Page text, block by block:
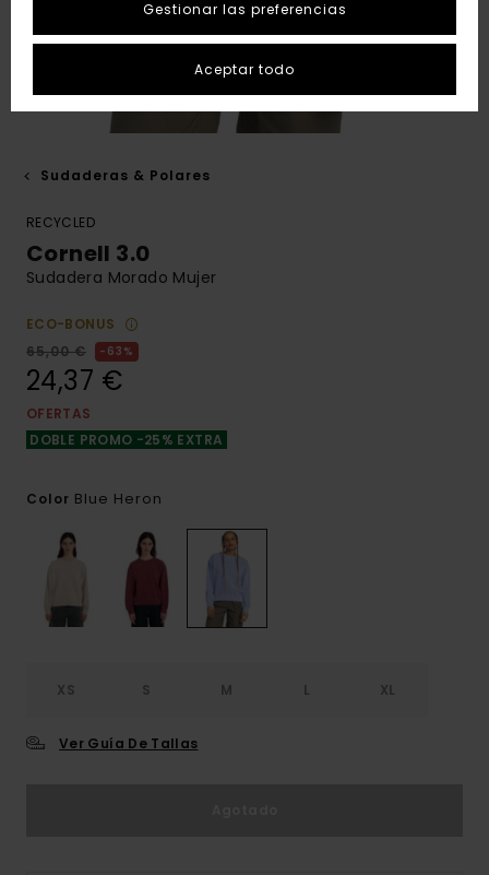
Sudaderas & Polares
RECYCLED
Cornell 3.0
Sudadera Morado Mujer
ECO-BONUS
65,00 €
63%
24,37 €
OFERTAS
DOBLE PROMO -25% EXTRA
Color Blue Heron
XS S M L XL
Ver Guía De Tallas
Gestionar las preferencias
Aceptar todo